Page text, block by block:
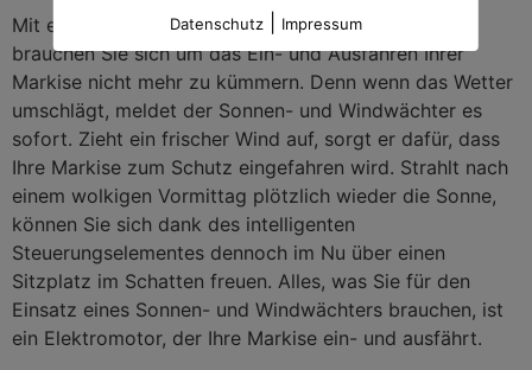
Mit einem Sonnen- und Windwächter an Ihrer Seite,
brauchen Sie sich um das Ein- und Ausfahren Ihrer
Markise nicht mehr zu kümmern. Denn wenn das Wetter
umschlägt, meldet der Sonnen- und Windwächter es
sofort. Zieht ein frischer Wind auf, sorgt er dafür, dass
Ihre Markise zum Schutz eingefahren wird. Strahlt nach
einem wolkigen Vormittag plötzlich wieder die Sonne,
können Sie sich dank des intelligenten
Steuerungselementes dennoch im Nu über einen
Sitzplatz im Schatten freuen. Alles, was Sie für den
Einsatz eines Sonnen- und Windwächters brauchen, ist
ein Elektromotor, der Ihre Markise ein- und ausfährt.
Datenschutz| Impressum